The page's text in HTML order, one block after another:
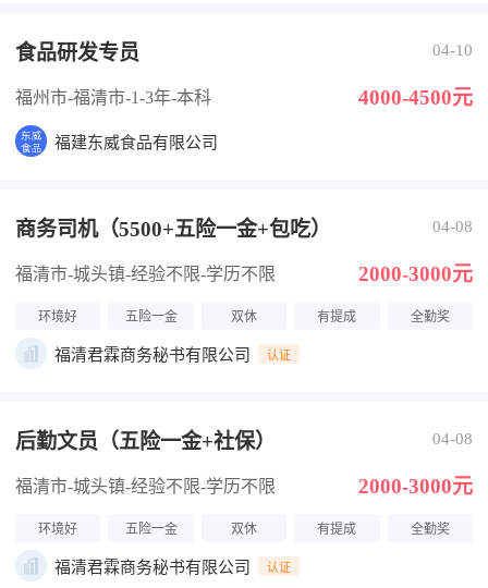
食品研发专员 04-10
福州市-福清市-1-3年-本科 4000-4500元
福建东威食品有限公司
商务司机（5500+五险一金+包吃） 04-08
福清市-城头镇-经验不限-学历不限 2000-3000元
环境好 五险一金 双休 有提成 全勤奖
福清君霖商务秘书有限公司 认证
后勤文员（五险一金+社保） 04-08
福清市-城头镇-经验不限-学历不限 2000-3000元
环境好 五险一金 双休 有提成 全勤奖
福清君霖商务秘书有限公司 认证